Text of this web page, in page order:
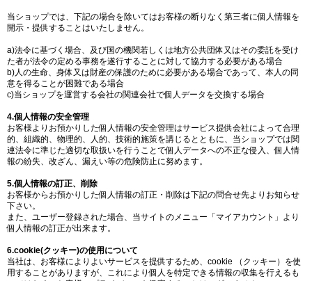
当ショップでは、下記の場合を除いてはお客様の断りなく第三者に個人情報を
開示・提供することはいたしません。
a)法令に基づく場合、及び国の機関若しくは地方公共団体又はその委託を受け
た者が法令の定める事務を遂行することに対して協力する必要がある場合
b)人の生命、身体又は財産の保護のために必要がある場合であって、本人の同
意を得ることが困難である場合
c)当ショップを運営する会社の関連会社で個人データを交換する場合
4.個人情報の安全管理
お客様よりお預かりした個人情報の安全管理はサービス提供会社によって合理
的、組織的、物理的、人的、技術的施策を講じるとともに、当ショップでは関
連法令に準じた適切な取扱いを行うことで個人データへの不正な侵入、個人情
報の紛失、改ざん、漏えい等の危険防止に努めます。
5.個人情報の訂正、削除
お客様からお預かりした個人情報の訂正・削除は下記の問合せ先よりお知らせ
下さい。
また、ユーザー登録された場合、当サイトのメニュー「マイアカウント」より
個人情報の訂正が出来ます。
6.cookie(クッキー)の使用について
当社は、お客様によりよいサービスを提供するため、cookie （クッキー）を使
用することがありますが、これにより個人を特定できる情報の収集を行えるも